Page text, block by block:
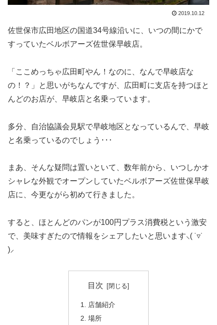
2019.10.12
佐世保市広田地区の国道34号線沿いに、いつの間にかで
すっていたベルボアーズ佐世保早岐店。
「ここめっちゃ広田町やん！なのに、なんで早岐店な
の！？」と思いがちなんですが、広田町に支店を持つほと
んどのお店が、早岐店と名乗っています。
多分、自治協議会見駅で早岐地区となっているんで、早岐
と名乗っているのでしょう･･･
まあ、そんな疑問は置いといて、数年前から、いつしかオ
シャレな外観でオープンしていたベルボアーズ佐世保早岐
店に、今更ながら初めて行きました。
すると、ほとんどのパンが100円プラス消費税という激安
で、美味すぎたので情報をシェアしたいと思います⸜( ˙▿˙
)⸝
目次
店舗紹介
場所